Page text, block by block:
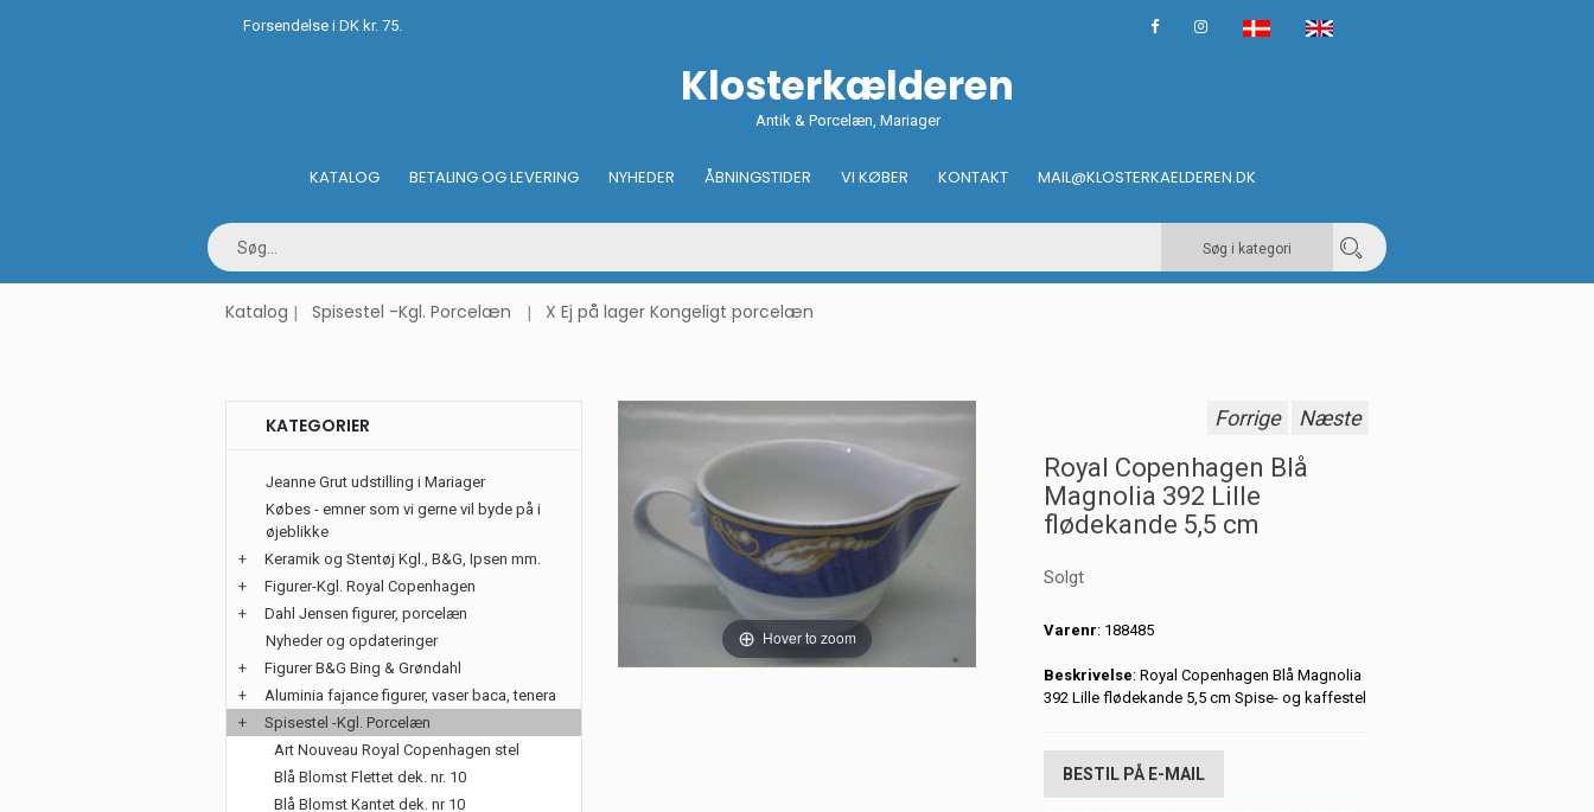
Forsendelse i DK kr. 75.
Klosterkælderen
Antik & Porcelæn, Mariager
KATALOG BETALING OG LEVERING NYHEDER ÅBNINGSTIDER VI KØBER KONTAKT MAIL@KLOSTERKAELDEREN.DK
Søg i kategori
Katalog Spisestel -Kgl. Porcelæn X Ej på lager Kongeligt porcelæn
KATEGORIER
Jeanne Grut udstilling i Mariager
Købes - emner som vi gerne vil byde på i
øjeblikke
+
Keramik og Stentøj Kgl., B&G, Ipsen mm.
+
Figurer-Kgl. Royal Copenhagen
+
Dahl Jensen figurer, porcelæn
Nyheder og opdateringer
+
Figurer B&G Bing & Grøndahl
+
Aluminia fajance figurer, vaser baca, tenera
+
Spisestel -Kgl. Porcelæn
Art Nouveau Royal Copenhagen stel
Blå Blomst Flettet dek. nr. 10
Blå Blomst Kantet dek. nr 10
Hover to zoom
Forrige Næste
Royal Copenhagen Blå
Magnolia 392 Lille
flødekande 5,5 cm
Solgt
Varenr: 188485
Beskrivelse: Royal Copenhagen Blå Magnolia
392 Lille flødekande 5,5 cm Spise- og kaffestel
BESTIL PÅ E-MAIL